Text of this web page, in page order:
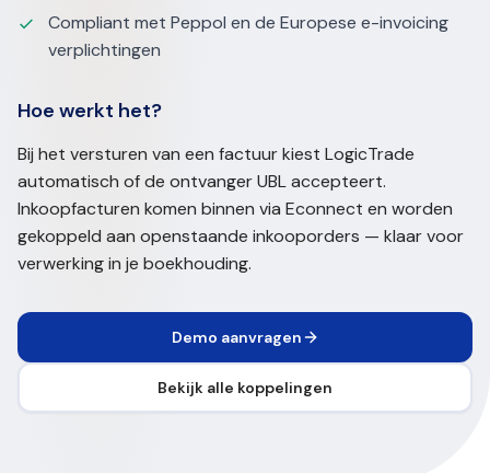
Compliant met Peppol en de Europese e-invoicing
verplichtingen
Hoe werkt het?
Bij het versturen van een factuur kiest LogicTrade
automatisch of de ontvanger UBL accepteert.
Inkoopfacturen komen binnen via Econnect en worden
gekoppeld aan openstaande inkooporders — klaar voor
verwerking in je boekhouding.
Demo aanvragen
Bekijk alle koppelingen